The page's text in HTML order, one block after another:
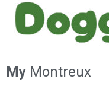
My Montreux